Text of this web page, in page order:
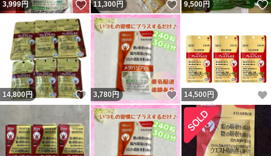
3,999円 いいね！
11,300円 いいね！
9,500円
14,800円 いいね！
3,780円 いいね！
14,500 円